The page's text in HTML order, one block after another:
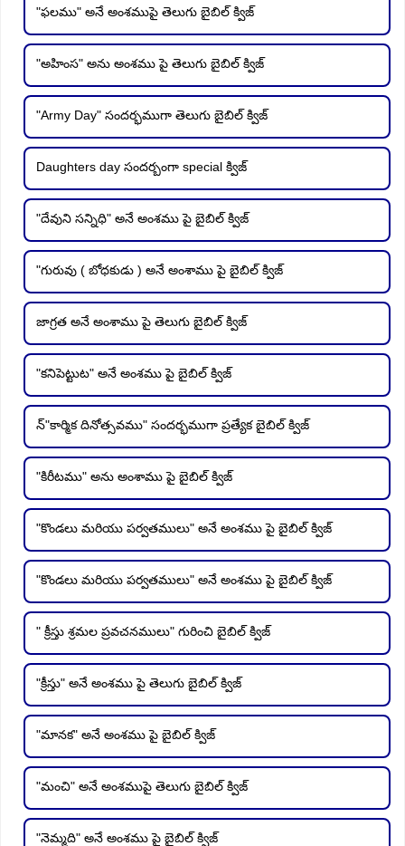
"ఫలము" అనే అంశముపై తెలుగు బైబిల్ క్విజ్
"అహింస" అను అంశము పై తెలుగు బైబిల్ క్విజ్
"Army Day" సందర్భముగా తెలుగు బైబిల్ క్విజ్
Daughters day సందర్బంగా special క్విజ్
"దేవుని సన్నిధి" అనే అంశము పై బైబిల్ క్విజ్
"గురువు ( బోధకుడు ) అనే అంశాము పై బైబిల్ క్విజ్
జాగ్రత అనే అంశాము పై తెలుగు బైబిల్ క్విజ్
"కనిపెట్టుట" అనే అంశము పై బైబిల్ క్విజ్
న్"కార్మిక దినోత్సవము" సందర్భముగా ప్రత్యేక బైబిల్ క్విజ్
"కిరీటము" అను అంశాము పై బైబిల్ క్విజ్
"కొండలు మరియు పర్వతములు" అనే అంశము పై బైబిల్ క్విజ్
"కొండలు మరియు పర్వతములు" అనే అంశము పై బైబిల్ క్విజ్
" క్రీస్తు శ్రమల ప్రవచనములు" గురించి బైబిల్ క్విజ్
"క్రీస్తు" అనే అంశము పై తెలుగు బైబిల్ క్విజ్
"మానక" అనే అంశము పై బైబిల్ క్విజ్
"మంచి" అనే అంశముపై తెలుగు బైబిల్ క్విజ్
"నెమ్మది" అనే అంశము పై బైబిల్ క్విజ్